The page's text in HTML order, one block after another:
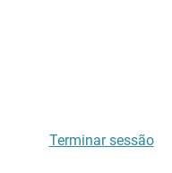
Terminar sessão